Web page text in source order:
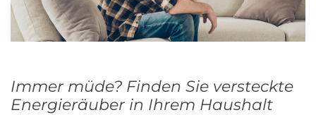
Immer müde? Finden Sie versteckte
Energieräuber in Ihrem Haushalt